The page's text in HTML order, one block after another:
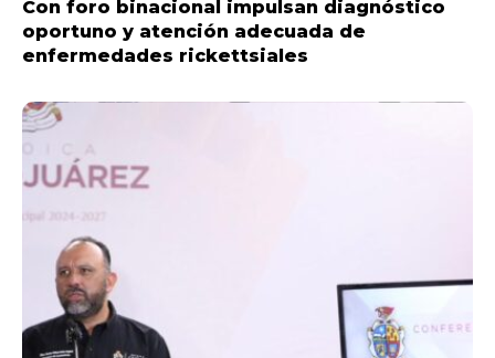
Con foro binacional impulsan diagnóstico
oportuno y atención adecuada de
enfermedades rickettsiales